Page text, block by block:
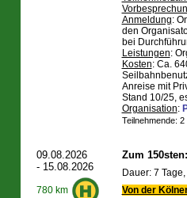
Anmeldung:
den
bei
Leistungen:
Kosten: Ca.
Anreise mit
Stand 10/25,
Organisation:
Teilnehmende:
09.08.2026
- 15.08.2026
780 km
Zum
Dauer: 7
Von der